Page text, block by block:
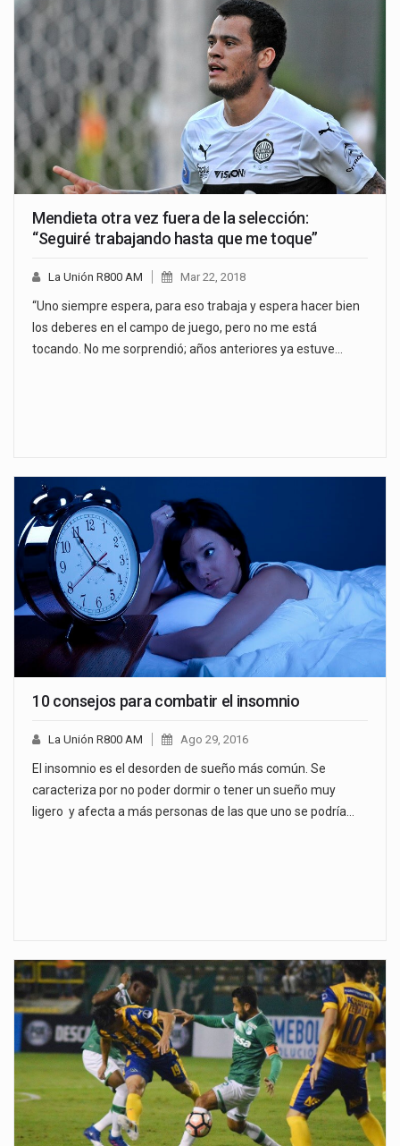
Mendieta otra vez fuera de la selección:
“Seguiré trabajando hasta que me toque”
La Unión R800 AM Mar 22, 2018
“Uno siempre espera, para eso trabaja y espera hacer bien
los deberes en el campo de juego, pero no me está
tocando. No me sorprendió; años anteriores ya estuve…
10 consejos para combatir el insomnio
La Unión R800 AM Ago 29, 2016
El insomnio es el desorden de sueño más común. Se
caracteriza por no poder dormir o tener un sueño muy
ligero y afecta a más personas de las que uno se podría…